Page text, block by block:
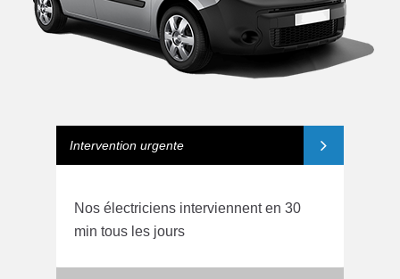
Intervention urgente
Nos électriciens interviennent en 30
min tous les jours